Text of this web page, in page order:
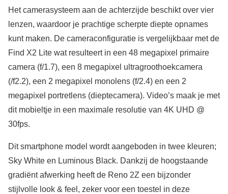
Het camerasysteem aan de achterzijde beschikt over vier
lenzen, waardoor je prachtige scherpte diepte opnames
kunt maken. De cameraconfiguratie is vergelijkbaar met de
Find X2 Lite wat resulteert in een 48 megapixel primaire
camera (f/1.7), een 8 megapixel ultragroothoekcamera
(/f2.2), een 2 megapixel monolens (f/2.4) en een 2
megapixel portretlens (dieptecamera). Video’s maak je met
dit mobieltje in een maximale resolutie van 4K UHD @
30fps.
Dit smartphone model wordt aangeboden in twee kleuren;
Sky White en Luminous Black. Dankzij de hoogstaande
gradiënt afwerking heeft de Reno 2Z een bijzonder
stijlvolle look & feel, zeker voor een toestel in deze